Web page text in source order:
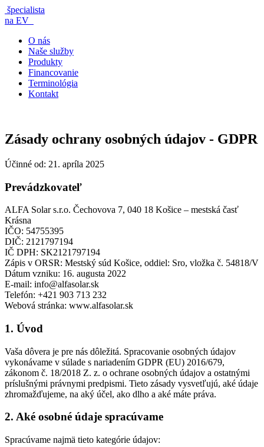
špecialista
na EV
O nás
Naše služby
Produkty
Financovanie
Terminológia
Kontakt
Zásady ochrany osobných údajov - GDPR
Účinné od: 21. apríla 2025
Prevádzkovateľ
ALFA Solar s.r.o. Čechovova 7, 040 18 Košice – mestská časť
Krásna
IČO: 54755395
DIČ: 2121797194
IČ DPH: SK2121797194
Zápis v ORSR: Mestský súd Košice, oddiel: Sro, vložka č. 54818/V
Dátum vzniku: 16. augusta 2022
E-mail: info@alfasolar.sk
Telefón: +421 903 713 232
Webová stránka: www.alfasolar.sk
1. Úvod
Vaša dôvera je pre nás dôležitá. Spracovanie osobných údajov
vykonávame v súlade s nariadením GDPR (EU) 2016/679,
zákonom č. 18/2018 Z. z. o ochrane osobných údajov a ostatnými
príslušnými právnymi predpismi. Tieto zásady vysvetľujú, aké údaje
zhromažďujeme, na aký účel, ako dlho a aké máte práva.
2. Aké osobné údaje spracúvame
Spracúvame najmä tieto kategórie údajov: